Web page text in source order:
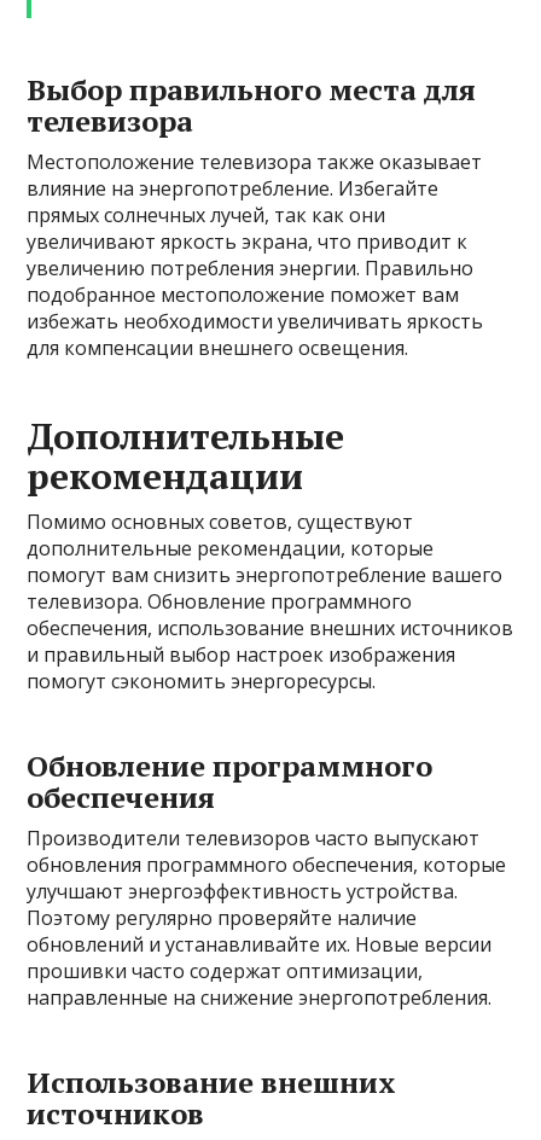
Выбор правильного места для
телевизора
Местоположение телевизора также оказывает
влияние на энергопотребление. Избегайте
прямых солнечных лучей, так как они
увеличивают яркость экрана, что приводит к
увеличению потребления энергии. Правильно
подобранное местоположение поможет вам
избежать необходимости увеличивать яркость
для компенсации внешнего освещения.
Дополнительные
рекомендации
Помимо основных советов, существуют
дополнительные рекомендации, которые
помогут вам снизить энергопотребление вашего
телевизора. Обновление программного
обеспечения, использование внешних источников
и правильный выбор настроек изображения
помогут сэкономить энергоресурсы.
Обновление программного
обеспечения
Производители телевизоров часто выпускают
обновления программного обеспечения, которые
улучшают энергоэффективность устройства.
Поэтому регулярно проверяйте наличие
обновлений и устанавливайте их. Новые версии
прошивки часто содержат оптимизации,
направленные на снижение энергопотребления.
Использование внешних
источников